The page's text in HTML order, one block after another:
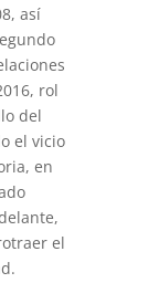
así
rol
del
el vicio
en
el